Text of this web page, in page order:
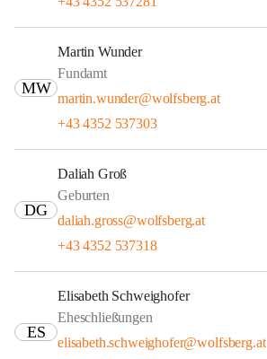
MW
Martin Wunder
Fundamt
martin.wunder@wolfsberg.at
+43 4352 537303
DG
Daliah Groß
Geburten
daliah.gross@wolfsberg.at
+43 4352 537318
ES
Elisabeth Schweighofer
Eheschließungen
elisabeth.schweighofer@wolfsberg.at